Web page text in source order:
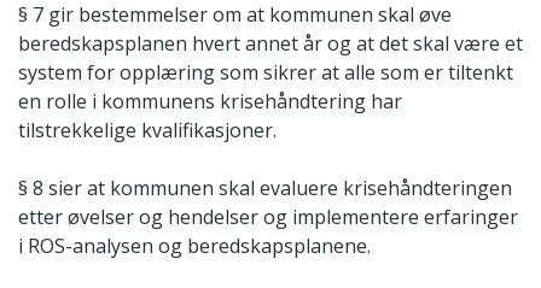
§ 7 gir bestemmelser om at kommunen skal øve
beredskapsplanen hvert annet år og at det skal være et
system for opplæring som sikrer at alle som er tiltenkt
en rolle i kommunens krisehåndtering har
tilstrekkelige kvalifikasjoner.
§ 8 sier at kommunen skal evaluere krisehåndteringen
etter øvelser og hendelser og implementere erfaringer
i ROS-analysen og beredskapsplanene.